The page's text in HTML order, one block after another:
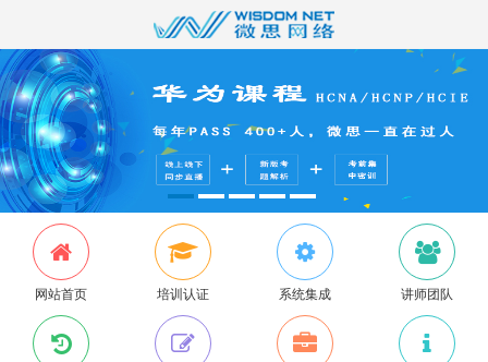
网站首页 培训认证 系统集成 讲师团队